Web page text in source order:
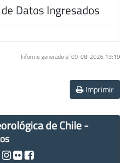
Datos Ingresados
Informe generado el 09-08-2026 13:19
Imprimir
de Chile -